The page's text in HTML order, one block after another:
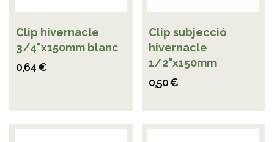
Clip hivernacle
3/4"x150mm blanc
0,64 €
Clip subjecció
hivernacle
1/2"x150mm
0,50 €